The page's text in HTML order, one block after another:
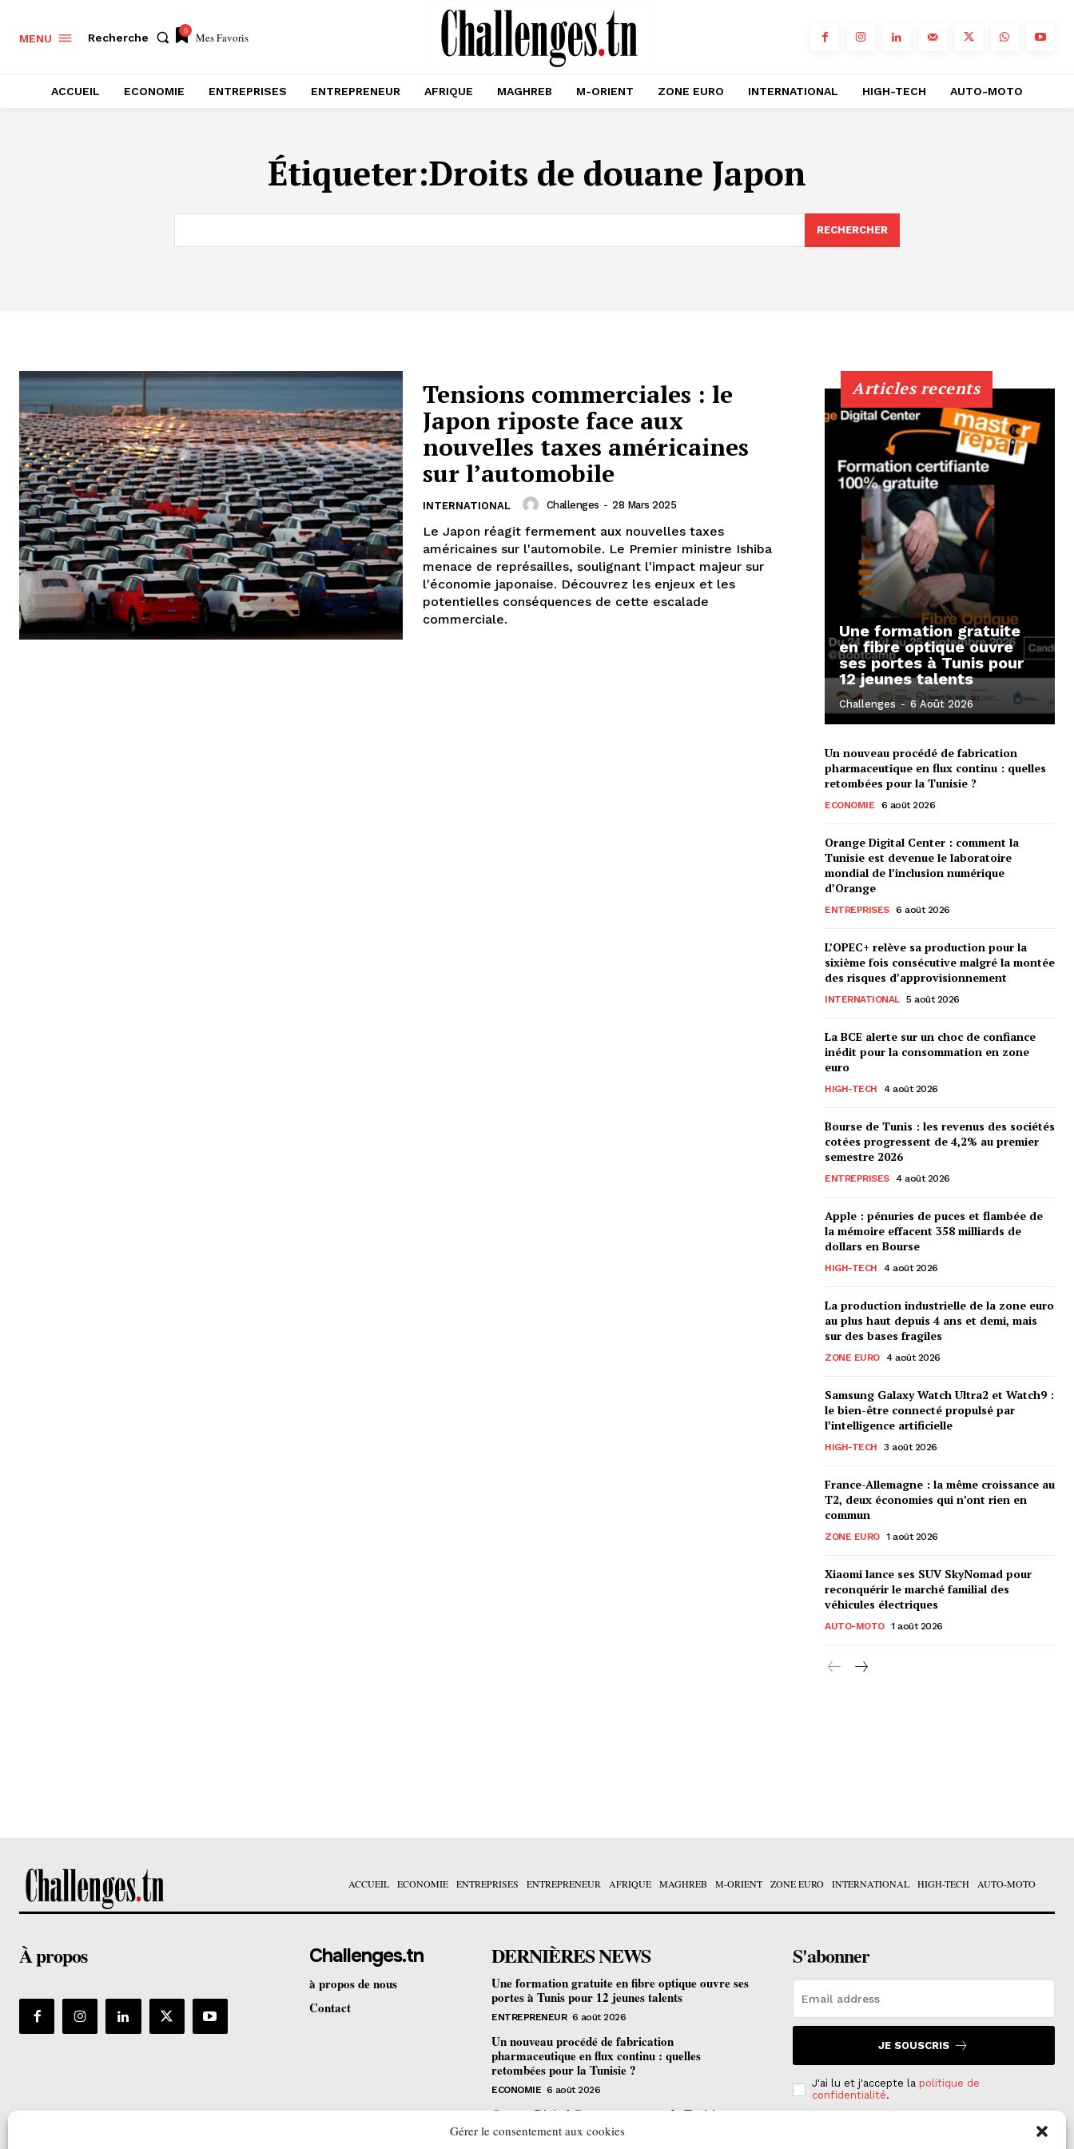
Gérer le consentement aux cookies
MENU Recherche
0 Mes Favoris
ACCUEIL ECONOMIE ENTREPRISES ENTREPRENEUR AFRIQUE MAGHREB M-ORIENT ZONE EURO INTERNATIONAL HIGH-TECH AUTO-MOTO
Étiqueter:Droits de douane Japon
RECHERCHER
Tensions commerciales : le
Japon riposte face aux
nouvelles taxes américaines
sur l’automobile
INTERNATIONAL Challenges - 28 Mars 2025
Le Japon réagit fermement aux nouvelles taxes
américaines sur l'automobile. Le Premier ministre Ishiba
menace de représailles, soulignant l'impact majeur sur
l'économie japonaise. Découvrez les enjeux et les
potentielles conséquences de cette escalade
commerciale.
Articles recents
Une formation gratuite
en fibre optique ouvre
ses portes à Tunis pour
12 jeunes talents
Challenges - 6 Août 2026
Un nouveau procédé de fabrication
pharmaceutique en flux continu : quelles
retombées pour la Tunisie ?
ECONOMIE 6 août 2026
Orange Digital Center : comment la
Tunisie est devenue le laboratoire
mondial de l’inclusion numérique
d’Orange
ENTREPRISES 6 août 2026
L’OPEC+ relève sa production pour la
sixième fois consécutive malgré la montée
des risques d’approvisionnement
INTERNATIONAL 5 août 2026
La BCE alerte sur un choc de confiance
inédit pour la consommation en zone
euro
HIGH-TECH 4 août 2026
Bourse de Tunis : les revenus des sociétés
cotées progressent de 4,2% au premier
semestre 2026
ENTREPRISES 4 août 2026
Apple : pénuries de puces et flambée de
la mémoire effacent 358 milliards de
dollars en Bourse
HIGH-TECH 4 août 2026
La production industrielle de la zone euro
au plus haut depuis 4 ans et demi, mais
sur des bases fragiles
ZONE EURO 4 août 2026
Samsung Galaxy Watch Ultra2 et Watch9 :
le bien-être connecté propulsé par
l’intelligence artificielle
HIGH-TECH 3 août 2026
France-Allemagne : la même croissance au
T2, deux économies qui n’ont rien en
commun
ZONE EURO 1 août 2026
Xiaomi lance ses SUV SkyNomad pour
reconquérir le marché familial des
véhicules électriques
AUTO-MOTO 1 août 2026
ACCUEIL ECONOMIE ENTREPRISES ENTREPRENEUR AFRIQUE MAGHREB M-ORIENT ZONE EURO INTERNATIONAL HIGH-TECH AUTO-MOTO
À propos Challenges.tn
à propos de nous
Contact
DERNIÈRES NEWS
Une formation gratuite en fibre optique ouvre ses
portes à Tunis pour 12 jeunes talents
ENTREPRENEUR 6 août 2026
Un nouveau procédé de fabrication
pharmaceutique en flux continu : quelles
retombées pour la Tunisie ?
ECONOMIE 6 août 2026
Orange Digital Center : comment la Tunisie est
devenue le laboratoire mondial de l’inclusion
S'abonner
JE SOUSCRIS
J'ai lu et j'accepte la politique de
confidentialité.